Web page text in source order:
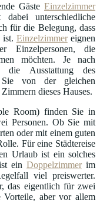
Gäste Einzelzimmer
unterschiedliche
für die Belegung, dass
ist. Einzelzimmereignen
Einzelpersonen, die
möchten. Je nach
die Ausstattung des
von der gleichen
dieses Hauses.
Room) finden Sie in
Personen. Ob Sie mit
oder mit einem guten
Für eine Städtereise
Urlaub ist ein solches
ein Doppelzimmerim
viel preiswerter.
das eigentlich für zwei
Vorteile, aber vor allem